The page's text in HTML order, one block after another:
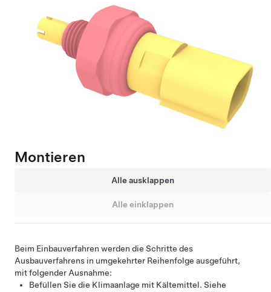
Montieren
Alle ausklappen
Alle einklappen
Beim Einbauverfahren werden die Schritte des
Ausbauverfahrens in umgekehrter Reihenfolge ausgeführt,
mit folgender Ausnahme:
Befüllen Sie die Klimaanlage mit Kältemittel. Siehe